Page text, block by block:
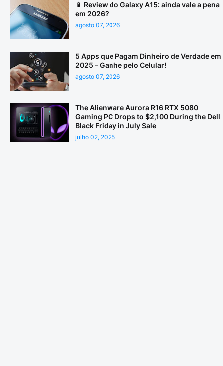
📱 Review do Galaxy A15: ainda vale a pena
em 2026?
agosto 07, 2026
5 Apps que Pagam Dinheiro de Verdade em
2025 – Ganhe pelo Celular!
agosto 07, 2026
The Alienware Aurora R16 RTX 5080
Gaming PC Drops to $2,100 During the Dell
Black Friday in July Sale
julho 02, 2025